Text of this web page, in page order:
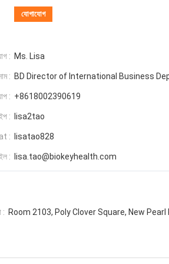
: Ms. Lisa
: BD Director of International Business
: +8618002390619
: lisa2tao
: lisatao828
: lisa.tao@biokeyhealth.com
: Room 2103, Poly Clover Square, New